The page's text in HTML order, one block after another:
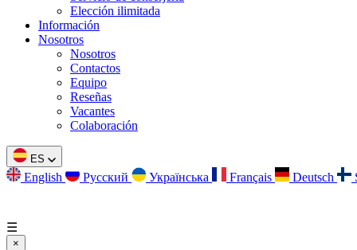
Elección ilimitada
Información
Nosotros
Nosotros
Contactos
Equipo
Reseñas
Vacantes
Colaboración
ES
English Русский Українська Français Deutsch
☰
×